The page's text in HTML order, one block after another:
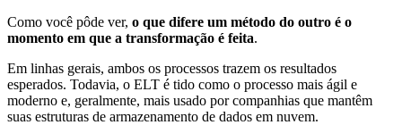
Como você pôde ver, o que difere um método do outro é o
momento em que a transformação é feita.
Em linhas gerais, ambos os processos trazem os resultados
esperados. Todavia, o ELT é tido como o processo mais ágil e
moderno e, geralmente, mais usado por companhias que mantêm
suas estruturas de armazenamento de dados em nuvem.